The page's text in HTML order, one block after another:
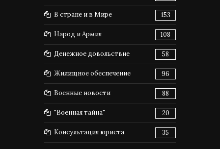
В стране и в Мире 153
Народ и Армия 108
Денежное довольствие 58
Жилищное обеспечение 96
Военные новости 88
"Военная тайна" 20
Консультация юриста 35